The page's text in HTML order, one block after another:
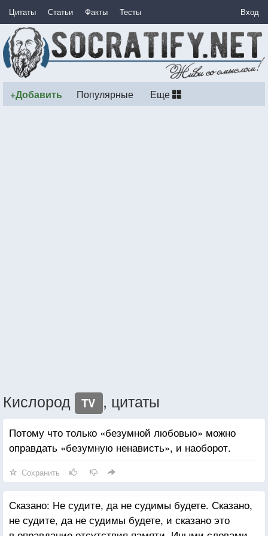
Цитаты Статьи Факты Тесты Вход
+Добавить Популярные Еще
Кислород TV , цитаты
Потому что только «безумной любовью» можно
оправдать «безумную ненависть», и наоборот.
Сохранить
Сказано: Не судите, да не судимы будете. Сказано,
не судите, да не судимы будете, и сказано это